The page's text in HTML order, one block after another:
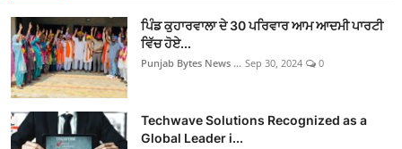
ਪਿੰਡ ਕੁਹਾਰਵਾਲਾ ਦੇ 30 ਪਰਿਵਾਰ ਆਮ ਆਦਮੀ ਪਾਰਟੀ
ਵਿੱਚ ਹੋਏ...
Punjab Bytes News ... Sep 30, 2024 0
Techwave Solutions Recognized as a
Global Leader i...